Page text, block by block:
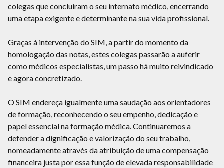
colegas que concluíram o seu internato médico, encerrando
uma etapa exigente e determinante na sua vida profissional.
Graças à intervenção do SIM, a partir do momento da
homologação das notas, estes colegas passarão a auferir
como médicos especialistas, um passo há muito reivindicado
e agora concretizado.
O SIM endereça igualmente uma saudação aos orientadores
de formação, reconhecendo o seu empenho, dedicação e
papel essencial na formação médica. Continuaremos a
defender a dignificação e valorização do seu trabalho,
nomeadamente através da atribuição de uma compensação
financeira justa por essa função de elevada responsabilidade